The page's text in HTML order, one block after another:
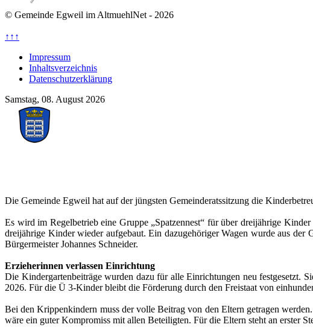
© Gemeinde Egweil im AltmuehlNet - 2026
↑↑↑
Impressum
Inhaltsverzeichnis
Datenschutzerklärung
Samstag, 08. August 2026
Die Gemeinde Egweil hat auf der jüngsten Gemeinderatssitzung die
Es wird im Regelbetrieb eine Gruppe „Spatzennest“ für über dreijährige
dreijährige Kinder wieder aufgebaut. Ein dazugehöriger Wagen wurde aus der
Bürgermeister Johannes Schneider.
Erzieherinnen verlassen Einrichtung
Die Kindergartenbeiträge wurden dazu für alle Einrichtungen neu festgesetzt.
2026. Für die Ü 3-Kinder bleibt die Förderung durch den Freistaat von
Bei den Krippenkindern muss der volle Beitrag von den Eltern getragen
wäre ein guter Kompromiss mit allen Beteiligten. Für die Eltern steht an erster